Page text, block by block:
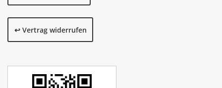
↩️ Vertrag widerrufen